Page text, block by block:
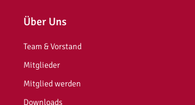
Über Uns
Team & Vorstand
Mitglieder
Mitglied werden
Downloads